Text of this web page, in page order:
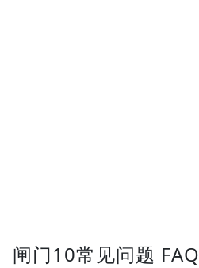
闸门10常见问题 FAQ